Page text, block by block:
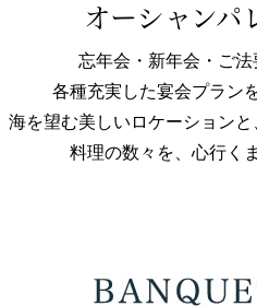
オーシャンパ
忘年会・新年会・ご法
各種充実した宴会プラン
海を望む美しいロケーション
料理の数々を、心行く